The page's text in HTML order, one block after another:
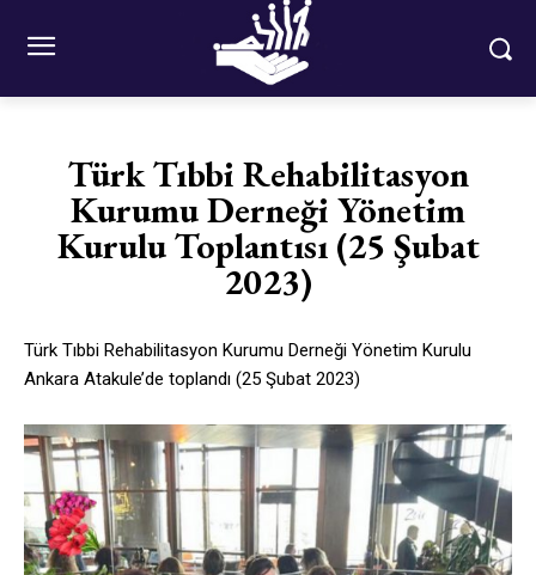
Türk Tıbbi Rehabilitasyon
Kurumu Derneği Yönetim
Kurulu Toplantısı (25 Şubat
2023)
Türk Tıbbi Rehabilitasyon Kurumu Derneği Yönetim Kurulu
Ankara Atakule’de toplandı (25 Şubat 2023)